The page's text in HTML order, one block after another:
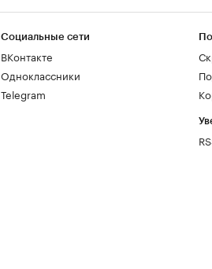
Социальные сети
ВКонтакте
Одноклассники
Telegram